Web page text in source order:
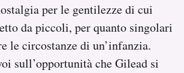
per le gentilezze di cui
da piccoli, per quanto singolari
le circostanze di un’infanzia.
sull’opportunità che Gilead si